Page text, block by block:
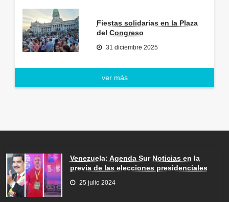
Fiestas solidarias en la Plaza
del Congreso
31 diciembre 2025
ver más
Venezuela: Agenda Sur Noticias en la
previa de las elecciones presidenciales
25 julio 2024